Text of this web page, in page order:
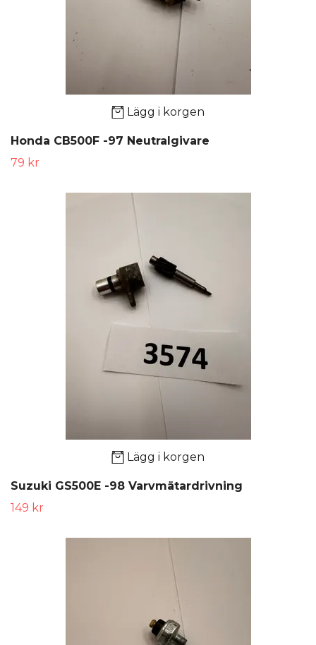
Lägg i korgen
Honda CB500F -97 Neutralgivare
79 kr
Lägg i korgen
Suzuki GS500E -98 Varvmätardrivning
149 kr